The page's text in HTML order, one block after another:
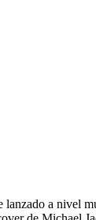
a nivel